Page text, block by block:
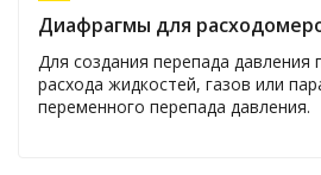
Диафрагмы для
Для создания перепада давления
расхода жидкостей, газов или
переменного перепада давления.